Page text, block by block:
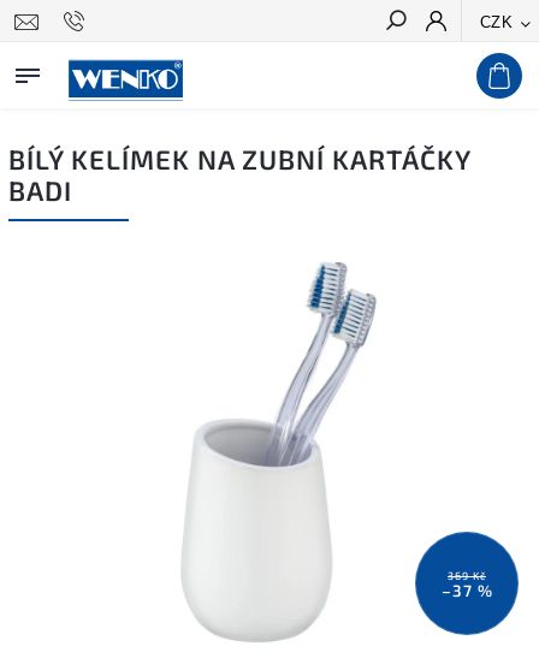
CZK
Hledat
BÍLÝ KELÍMEK NA ZUBNÍ KARTÁČKY
BADI
369 Kč
–37 %